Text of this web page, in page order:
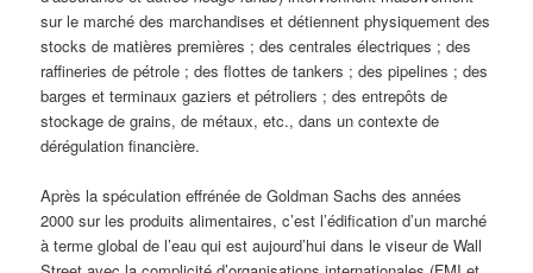
sur le marché des marchandises et détiennent physiquement des
stocks de matières premières ; des centrales électriques ; des
raffineries de pétrole ; des flottes de tankers ; des pipelines ; des
barges et terminaux gaziers et pétroliers ; des entrepôts de
stockage de grains, de métaux, etc., dans un contexte de
dérégulation financière.
Après la spéculation effrénée de Goldman Sachs des années
2000 sur les produits alimentaires, c’est l’édification d’un marché
à terme global de l’eau qui est aujourd’hui dans le viseur de Wall